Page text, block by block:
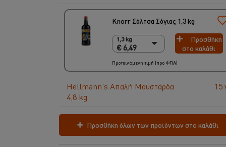
Knorr Σάλτσα Σόγιας 1,3 kg
1,3 kg
€ 6,49
1,3 kg
€ 6,49
6 x 1,3 Kg
€ 38,94
Προσθήκη
στο καλάθι
Προτεινόμενη τιμή (προ ΦΠΑ)
Hellmann's Απαλή Μουστάρδα
4,8 kg
15
Προσθήκη όλων των προϊόντων στο καλάθι